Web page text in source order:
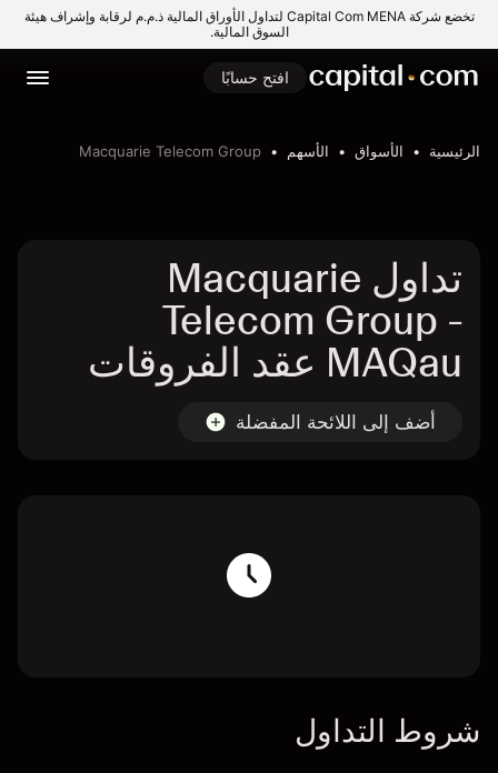
تخضع شركة Capital Com MENA لتداول الأوراق المالية ذ.م.م لرقابة وإشراف هيئة
السوق المالية.
افتح حسابًا
الرئيسية الأسواق الأسهم Macquarie Telecom Group
تداول Macquarie
Telecom Group -
MAQau عقد الفروقات
أضف إلى اللائحة المفضلة
شروط التداول